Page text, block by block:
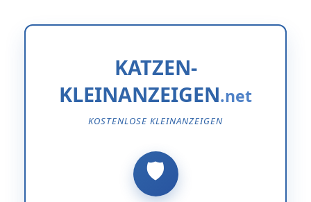
KATZEN-
KLEINANZEIGEN
KOSTENLOSE KLEINANZEIGEN